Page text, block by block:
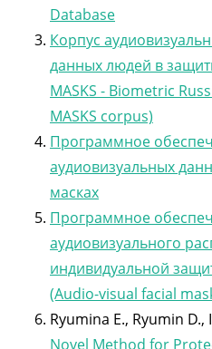
Database
Корпус
данных людей в
MASKS - Biometric
MASKS corpus)
Программное
аудиовизуальных
масках
Программное
аудиовизуального
индивидуальной
(Audio-visual facial
Ryumina E., Ryumin D.,
Novel Method for